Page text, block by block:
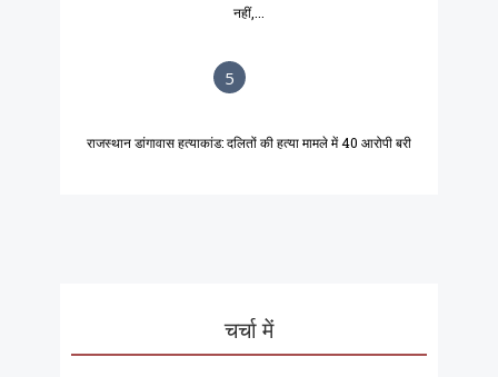
नहीं,...
5
राजस्थान डांगावास हत्याकांड: दलितों की हत्या मामले में 40 आरोपी बरी
चर्चा में